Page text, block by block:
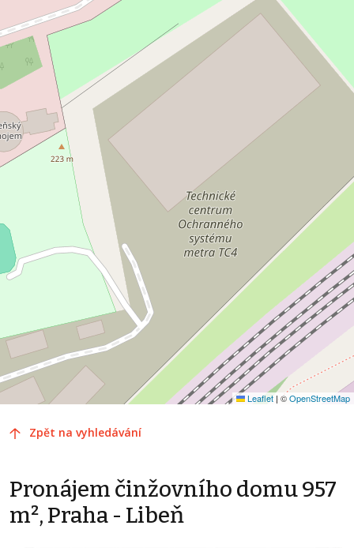
Leaflet |©OpenStreetMap
Zpět na vyhledávání
Pronájem činžovního domu 957
m², Praha - Libeň